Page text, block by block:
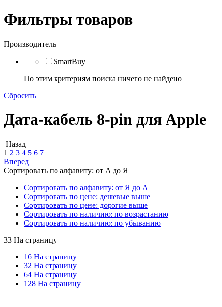
Фильтры товаров
Производитель
SmartBuy
По этим критериям поиска ничего не найдено
Сбросить
Дата-кабель 8-pin для Apple
Назад
1 2 3 4 5 6 7
Вперед
Сортировать по алфавиту: от А до Я
Сортировать по алфавиту: от Я до А
Сортировать по цене: дешевые выше
Сортировать по цене: дорогие выше
Сортировать по наличию: по возрастанию
Сортировать по наличию: по убыванию
33 На страницу
16 На страницу
32 На страницу
64 На страницу
128 На страницу